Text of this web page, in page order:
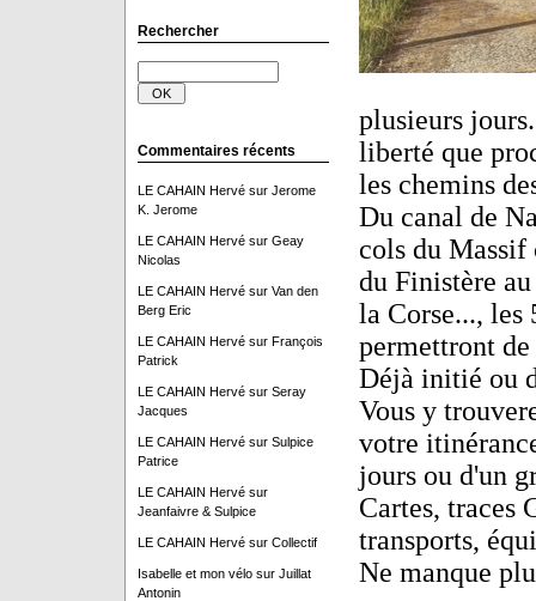
Rechercher
Commentaires récents
LE CAHAIN Hervésur Jerome
K. Jerome
LE CAHAIN Hervésur Geay
Nicolas
LE CAHAIN Hervésur Van den
Berg Eric
LE CAHAIN Hervésur François
Patrick
LE CAHAIN Hervésur Seray
Jacques
LE CAHAIN Hervésur Sulpice
Patrice
LE CAHAIN Hervésur
Jeanfaivre & Sulpice
LE CAHAIN Hervésur Collectif
Isabelle et mon vélosur Juillat
Antonin
plusieurs
liberté que
les chemins
Du canal de
cols du Massif
du Finistère
la Corse..., les
permettront de
Déjà initié ou
Vous y
votre
jours ou d'un
Cartes, traces
transports,
Ne manque